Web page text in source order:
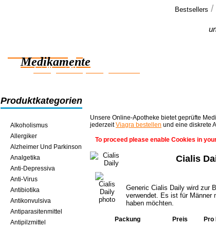
Bestsellers /
Medikamente
intelligent Einsparungen online
Produktkategorien
Alkoholismus
Allergiker
Alzheimer Und Parkinson
Analgetika
Anti-Depressiva
Anti-Virus
Antibiotika
Antikonvulsiva
Antiparasitenmittel
Antipilzmittel
Unsere Online-Apotheke bietet geprüfte
jederzeitViagra bestellen und eine diskrete
To proceed please enable Cookies in
Cialis
Generic Cialis Daily wird zur
verwendet. Es ist für Männer
haben möchten.
Packung Preis Pro